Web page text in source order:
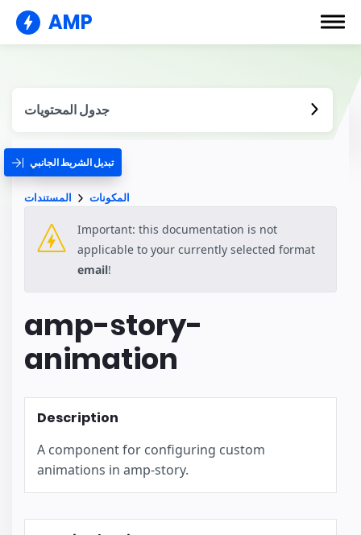
AMP
جدول المحتويات
تبديل الشريط الجانبي
المستندات المكونات
Important: this documentation is not
applicable to your currently selected format
email!
amp-story-
animation
Description
A component for configuring custom
animations in amp-story.